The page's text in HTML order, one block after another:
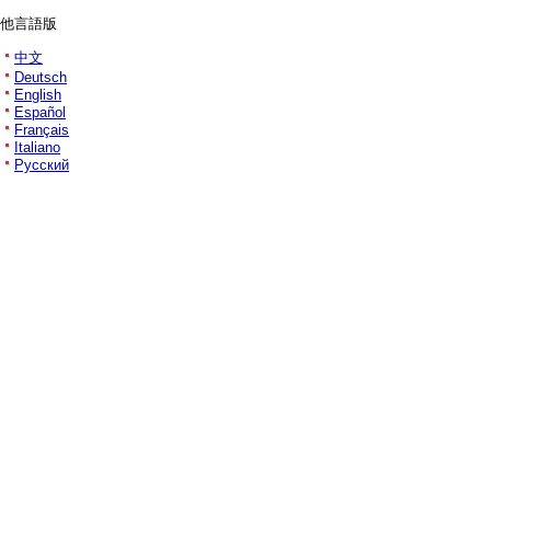
他言語版
中文
Deutsch
English
Español
Français
Italiano
Русский